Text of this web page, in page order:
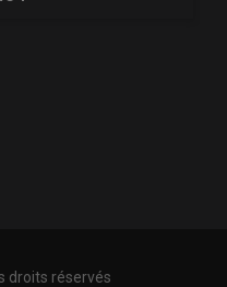
droits réservés